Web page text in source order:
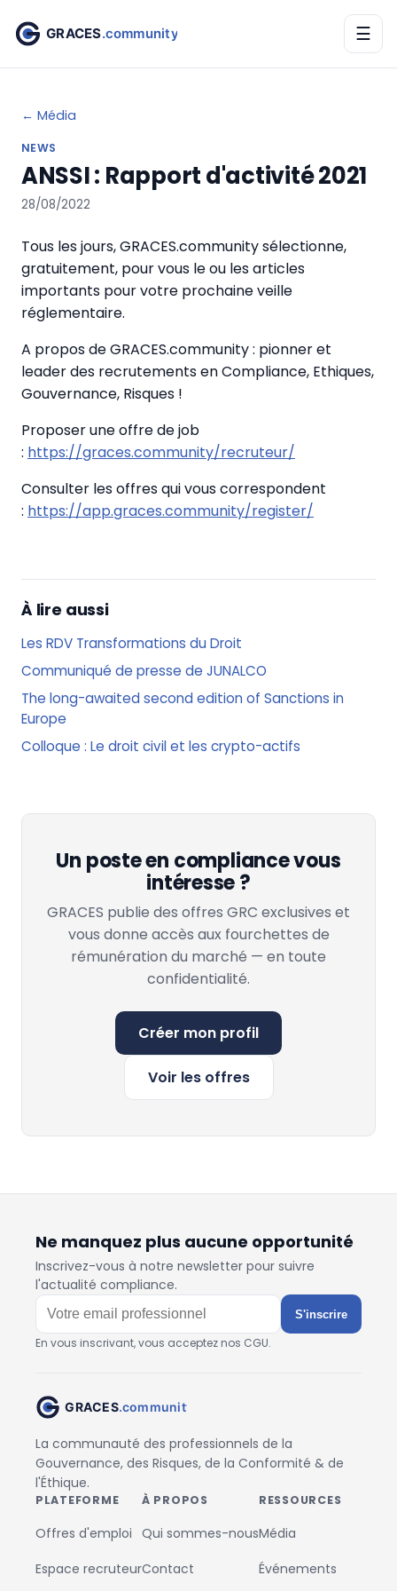
☰
← Média
NEWS
ANSSI : Rapport d'activité 2021
28/08/2022
Tous les jours, GRACES.community sélectionne,
gratuitement, pour vous le ou les articles
importants pour votre prochaine veille
réglementaire.
A propos de GRACES.community : pionner et
leader des recrutements en Compliance, Ethiques,
Gouvernance, Risques !
Proposer une offre de job
: https://graces.community/recruteur/
Consulter les offres qui vous correspondent
: https://app.graces.community/register/
À lire aussi
Les RDV Transformations du Droit
Communiqué de presse de JUNALCO
The long-awaited second edition of Sanctions in
Europe
Colloque : Le droit civil et les crypto-actifs
Un poste en compliance vous
intéresse ?
GRACES publie des offres GRC exclusives et
vous donne accès aux fourchettes de
rémunération du marché — en toute
confidentialité.
Créer mon profil
Voir les offres
Ne manquez plus aucune opportunité
Inscrivez-vous à notre newsletter pour suivre
l'actualité compliance.
S'inscrire
En vous inscrivant, vous acceptez nos CGU.
La communauté des professionnels de la
Gouvernance, des Risques, de la Conformité & de
l'Éthique.
PLATEFORME
Offres d'emploi
Espace recruteur
À PROPOS
Qui sommes-nous
Contact
RESSOURCES
Média
Événements